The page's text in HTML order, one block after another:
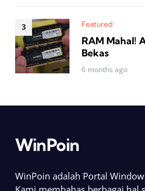
Featured
RAM Mahal!
Bekas
6 months ago
WinPoin
WinPoin adalah Portal